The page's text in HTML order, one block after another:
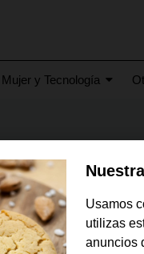
Mujer y Tecnología
Usamos
utilizas
anuncios